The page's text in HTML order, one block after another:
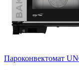
Пароконвектомат